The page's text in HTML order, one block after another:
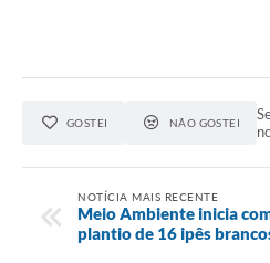
GOSTEI NÃO GOSTEI
NOTÍCIA MAIS RECENTE
Meio Ambiente inicia
plantio de 16 ipês